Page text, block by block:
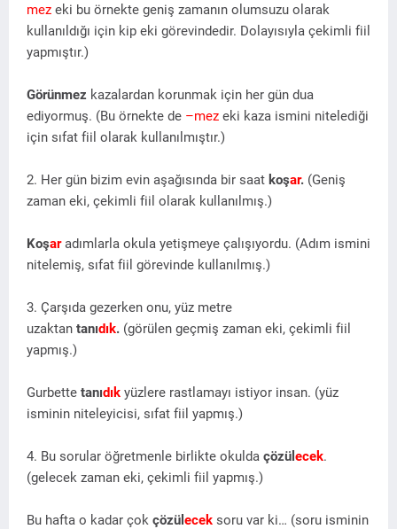
mez eki bu örnekte geniş zamanın olumsuzu olarak
kullanıldığı için kip eki görevindedir. Dolayısıyla çekimli fiil
yapmıştır.)
Görünmez kazalardan korunmak için her gün dua
ediyormuş. (Bu örnekte de –mez eki kaza ismini nitelediği
için sıfat fiil olarak kullanılmıştır.)
2. Her gün bizim evin aşağısında bir saat koşar. (Geniş
zaman eki, çekimli fiil olarak kullanılmış.)
Koşar adımlarla okula yetişmeye çalışıyordu. (Adım ismini
nitelemiş, sıfat fiil görevinde kullanılmış.)
3. Çarşıda gezerken onu, yüz metre
uzaktan tanıdık. (görülen geçmiş zaman eki, çekimli fiil
yapmış.)
Gurbette tanıdık yüzlere rastlamayı istiyor insan. (yüz
isminin niteleyicisi, sıfat fiil yapmış.)
4. Bu sorular öğretmenle birlikte okulda çözül ecek.
(gelecek zaman eki, çekimli fiil yapmış.)
Bu hafta o kadar çok çözül ecek soru var ki… (soru isminin